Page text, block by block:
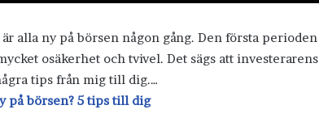
alla ny på börsen någon gång. Den första perioden
osäkerhet och tvivel. Det sägs att investerarens
tips från mig till dig.…
på börsen? 5 tips till dig